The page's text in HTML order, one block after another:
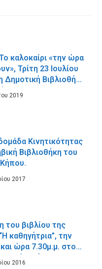
καλοκαίρι «την ώρα
Τρίτη 23 Ιουλίου
2019
Κινητικότητας
2017
του βιβλίου της
καθηγήτρια”, την
ώρα 7.30μ.μ. στο
Βιβλιοθήκης.
2016